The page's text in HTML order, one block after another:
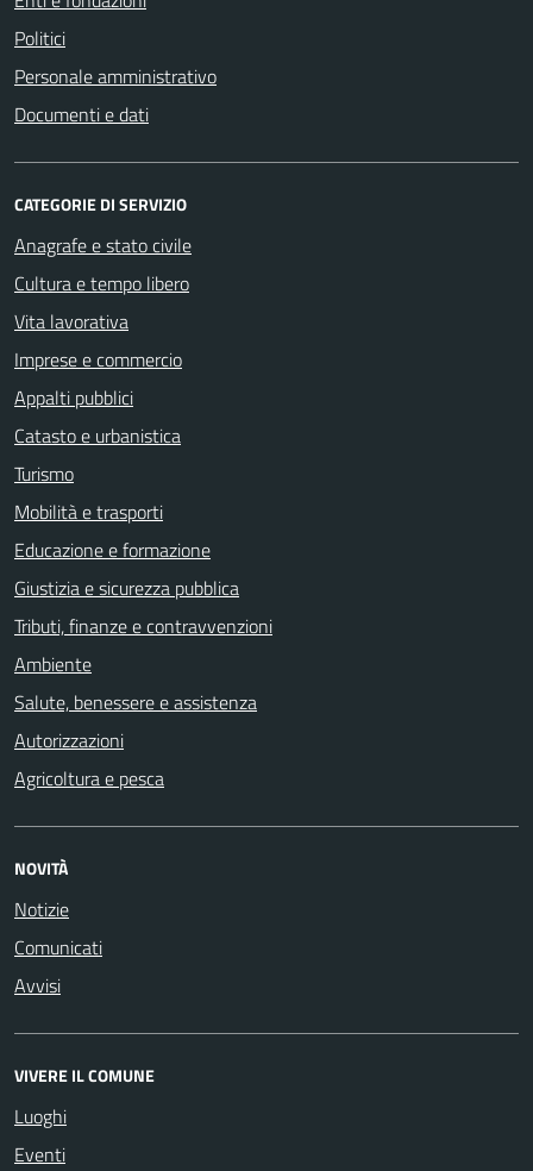
Politici
Personale amministrativo
Documenti e dati
CATEGORIE DI SERVIZIO
Anagrafe e stato civile
Cultura e tempo libero
Vita lavorativa
Imprese e commercio
Appalti pubblici
Catasto e urbanistica
Turismo
Mobilità e trasporti
Educazione e formazione
Giustizia e sicurezza pubblica
Tributi, finanze e contravvenzioni
Ambiente
Salute, benessere e assistenza
Autorizzazioni
Agricoltura e pesca
NOVITÀ
Notizie
Comunicati
Avvisi
VIVERE IL COMUNE
Luoghi
Eventi